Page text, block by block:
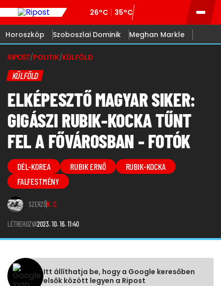
26°C 35°C
Horoszkóp Szoboszlai Dominik Meghan Markle
RIPOST/POLITIK/KÜLFÖLD
KÜLFÖLD
ELKÉPESZTŐ MAGYAR SIKER:
GIGÁSZI RUBIK-KOCKA TŰNT
FEL A FŐVÁROSBAN - FOTÓK
DÉL-KOREA RUBIK ERNŐ
RUBIK-KOCKA
FALFESTMÉNY
SZERZŐK. C.
LÉTREHOZVA2023. 10. 16. 11:40
Itt állíthatja be, hogy a Google keresőben
elsők között legyen a Ripost